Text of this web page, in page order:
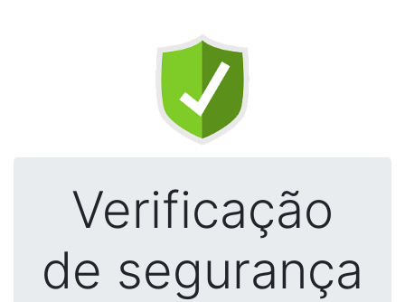
Verificação
de segurança